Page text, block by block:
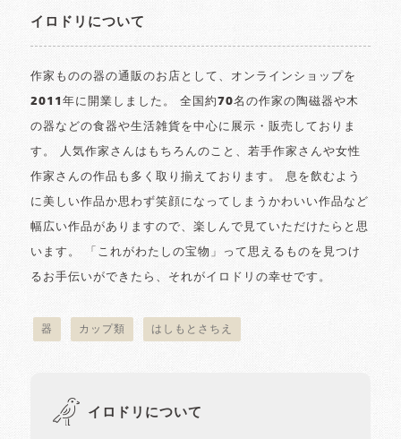
イロドリについて
作家ものの器の通販のお店として、オンラインショップを
2011年に開業しました。 全国約70名の作家の陶磁器や木
の器などの食器や生活雑貨を中心に展示・販売しておりま
す。 人気作家さんはもちろんのこと、若手作家さんや女性
作家さんの作品も多く取り揃えております。 息を飲むよう
に美しい作品か思わず笑顔になってしまうかわいい作品など
幅広い作品がありますので、楽しんで見ていただけたらと思
います。 「これがわたしの宝物」って思えるものを見つけ
るお手伝いができたら、それがイロドリの幸せです。
器 カップ類 はしもとさちえ
イロドリについて